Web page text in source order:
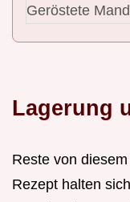
Geröstete
Lagerung
Reste von
Rezept halten